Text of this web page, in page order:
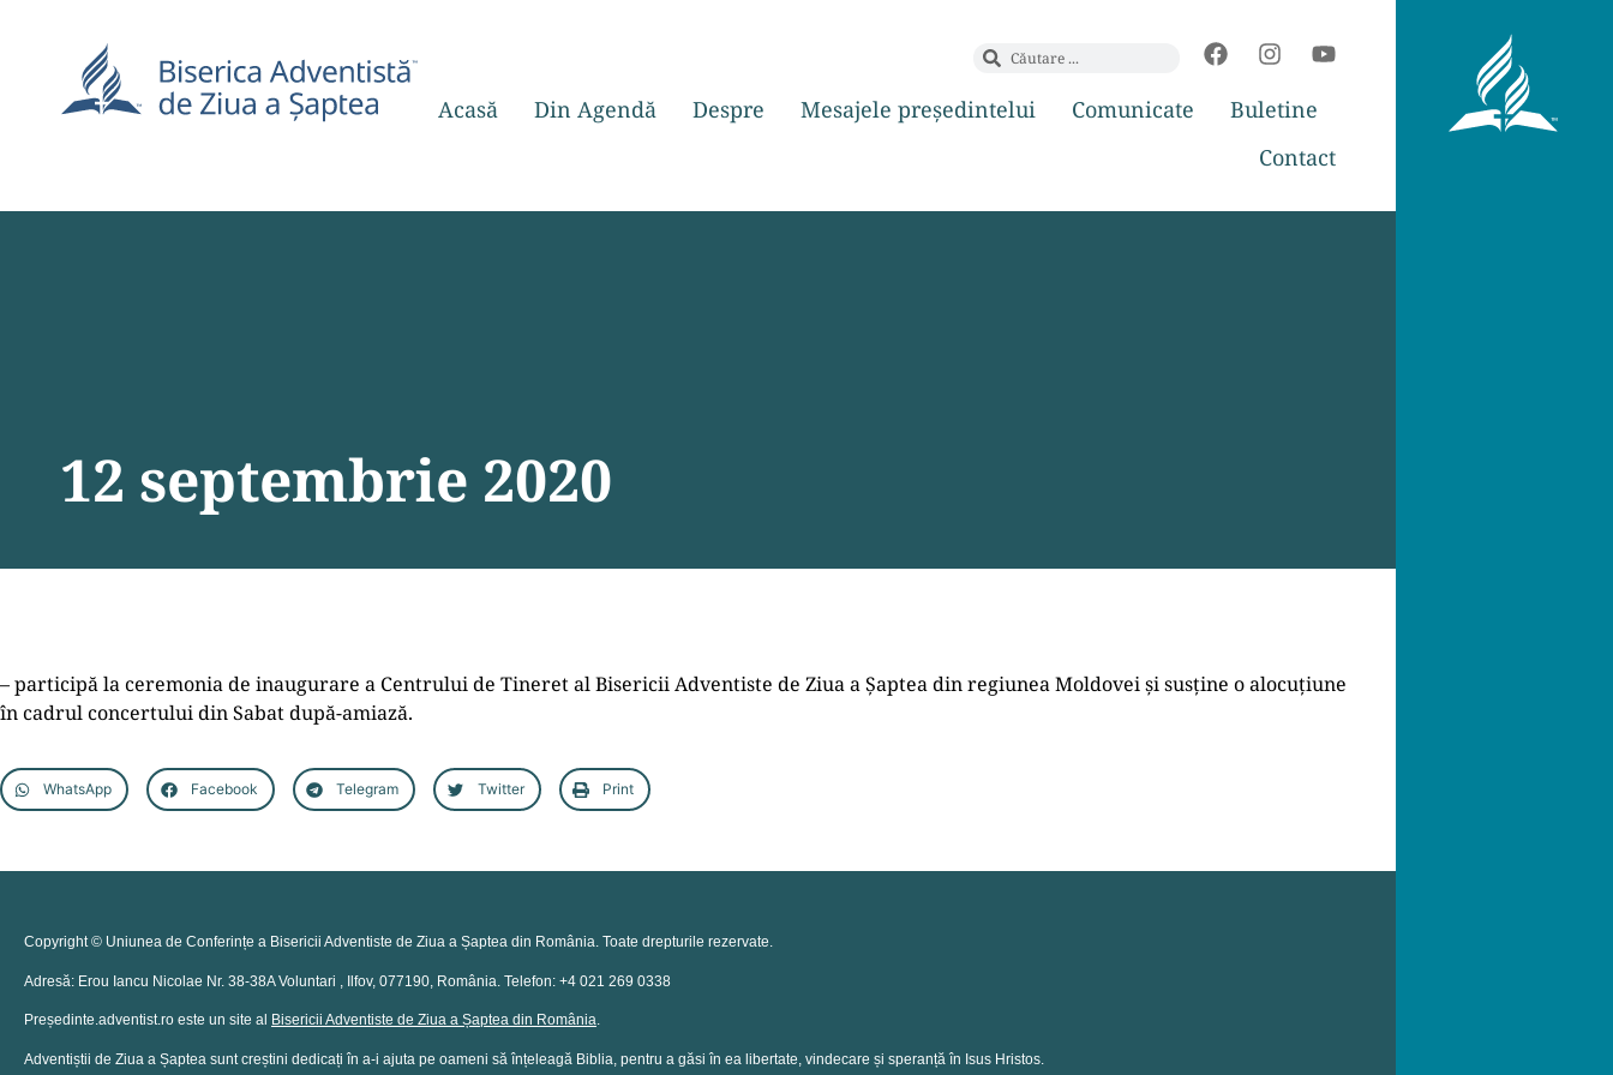
Acasă Din Agendă Despre Mesajele președintelui Comunicate
Buletine
Contact
12 septembrie 2020
– participă la ceremonia de inaugurare a Centrului de Tineret al Bisericii Adventiste de Ziua a Șaptea din regiunea Moldovei și susține o alocuțiune
în cadrul concertului din Sabat după-amiază.
WhatsApp Facebook Telegram Twitter Print
Copyright © Uniunea de Conferințe a Bisericii Adventiste de Ziua a Șaptea din România. Toate drepturile rezervate.
Adresă: Erou Iancu Nicolae Nr. 38-38A Voluntari , Ilfov, 077190, România. Telefon: +4 021 269 0338
Președinte.adventist.ro este un site al Bisericii Adventiste de Ziua a Șaptea din România.
Adventiștii de Ziua a Șaptea sunt creștini dedicați în a-i ajuta pe oameni să înțeleagă Biblia, pentru a găsi în ea libertate, vindecare și speranță în Isus Hristos.